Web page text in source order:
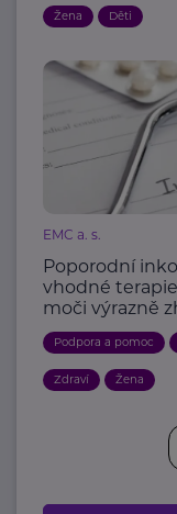
Žena Děti
EMC a. s.
Poporodní
vhodné
moči výrazně
Podpora a pomoc
Zdraví Žena